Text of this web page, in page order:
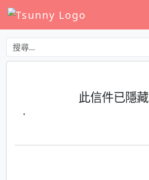
此信件已隱藏
·